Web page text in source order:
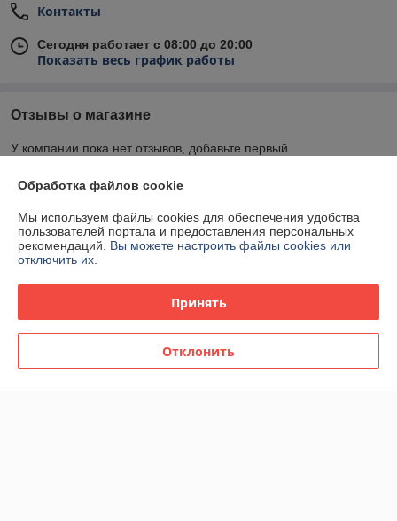
Контакты
Сегодня работает с 08:00 до 20:00
Показать весь график работы
Отзывы о магазине
У компании пока нет отзывов, добавьте первый
Контакты
Доставка и оплата
График работы
Полная версия сайта
Обработка файлов cookie
Мы используем файлы cookies для обеспечения удобства
пользователей портала и предоставления персональных
рекомендаций. Вы можете настроить файлы cookies или
отключить их.
Принять
Отклонить